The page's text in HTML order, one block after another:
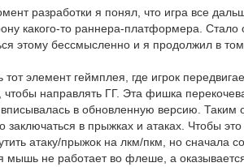
разработки я понял, что игра все
какого-то раннера-платформера. Стало
этому бессмысленно и я продолжил в
тот элемент геймплея, где игрок
чтобы направлять ГГ. Эта фишка
в обновленную версию. Таким
заключаться в прыжках и атаках. Чтобы
атаку/прыжок на лкм/пкм, но сначала
мышь не работает во флеше, а